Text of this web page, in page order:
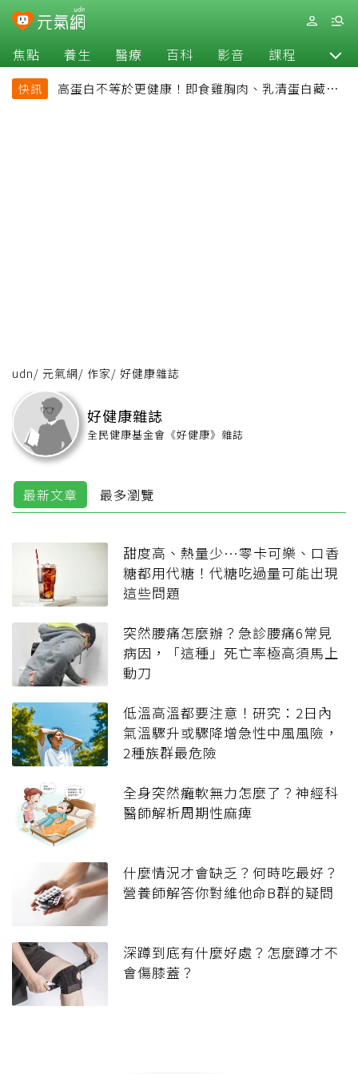
焦點 養生 醫療 百科 影音 課程 退休
快訊
高蛋白不等於更健康！即食雞胸肉、乳清蛋白藏陷
udn/ 元氣網/ 作家/ 好健康雜誌
好健康雜誌
全民健康基金會《好健康》雜誌
最新文章 最多瀏覽
甜度高、熱量少…零卡可樂、口香
糖都用代糖！代糖吃過量可能出現
這些問題
突然腰痛怎麼辦？急診腰痛6常見
病因，「這種」死亡率極高須馬上
動刀
低溫高溫都要注意！研究：2日內
氣溫驟升或驟降增急性中風風險，
2種族群最危險
全身突然癱軟無力怎麼了？神經科
醫師解析周期性麻痺
什麼情況才會缺乏？何時吃最好？
營養師解答你對維他命B群的疑問
深蹲到底有什麼好處？怎麼蹲才不
會傷膝蓋？